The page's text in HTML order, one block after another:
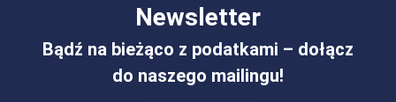
Newsletter
Bądź na bieżąco z podatkami – dołącz
do naszego mailingu!